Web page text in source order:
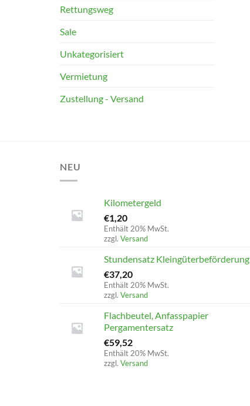
Rettungsweg
Sale
Unkategorisiert
Vermietung
Zustellung - Versand
NEU
Kilometergeld
€1,20
Enthält 20% MwSt.
zzgl. Versand
Stundensatz Kleingüterbeförderung
€37,20
Enthält 20% MwSt.
zzgl. Versand
Flachbeutel, Anfasspapier
Pergamentersatz
€59,52
Enthält 20% MwSt.
zzgl. Versand